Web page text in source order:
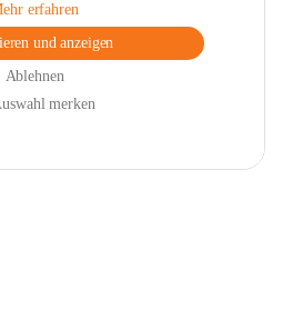
erfahren
und anzeigen
Ablehnen
merken